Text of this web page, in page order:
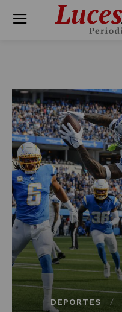
DEPORTES